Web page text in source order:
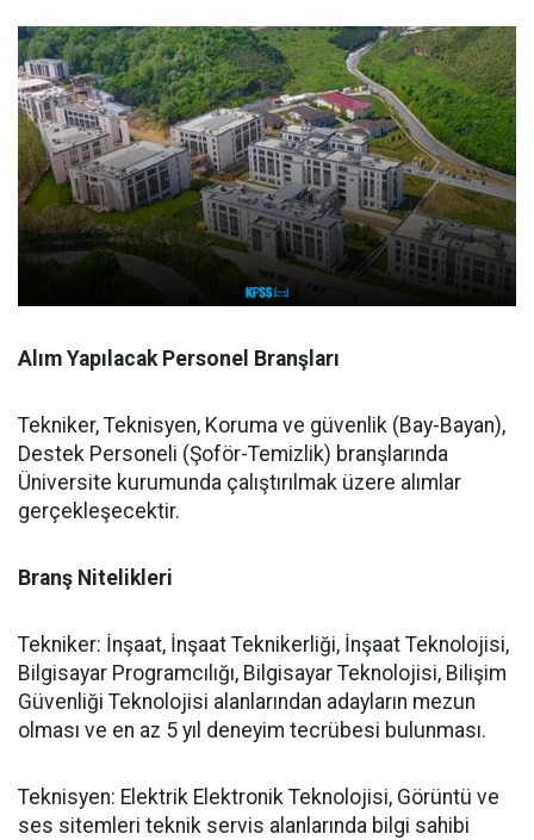
Alım Yapılacak Personel Branşları
Tekniker, Teknisyen, Koruma ve güvenlik (Bay-Bayan),
Destek Personeli (Şoför-Temizlik) branşlarında
Üniversite kurumunda çalıştırılmak üzere alımlar
gerçekleşecektir.
Branş Nitelikleri
Tekniker: İnşaat, İnşaat Teknikerliği, İnşaat Teknolojisi,
Bilgisayar Programcılığı, Bilgisayar Teknolojisi, Bilişim
Güvenliği Teknolojisi alanlarından adayların mezun
olması ve en az 5 yıl deneyim tecrübesi bulunması.
Teknisyen: Elektrik Elektronik Teknolojisi, Görüntü ve
ses sitemleri teknik servis alanlarında bilgi sahibi